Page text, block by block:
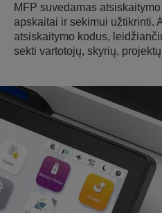
MFP suvedamas
apskaitai ir sekimui užtikrinti.
atsiskaitymo kodus,
sekti vartotojų, skyrių,